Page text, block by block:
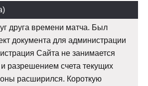
друга времени матча. Был
документа для администрации
Сайта не занимается
разрешением счета текущих
расширился. Короткую